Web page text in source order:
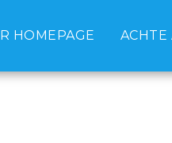
HOMEPAGE ACHTE